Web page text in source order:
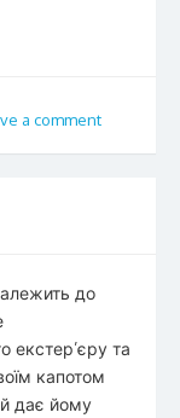
a comment
до
екстер’єру та
капотом
дає йому